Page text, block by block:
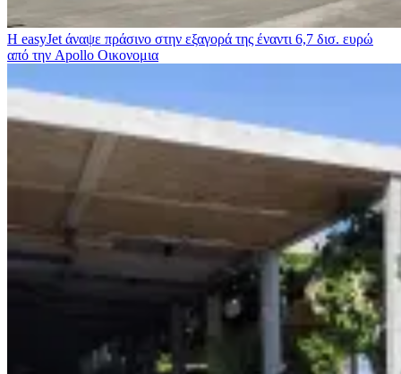
Η easyJet άναψε πράσινο στην εξαγορά της έναντι 6,7 δισ. ευρώ
από την Apollo Οικονομια